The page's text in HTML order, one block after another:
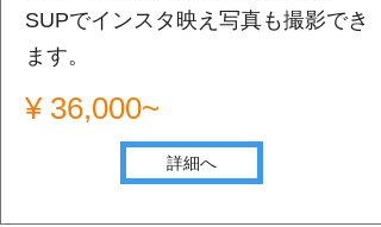
SUPでインスタ映え写真も撮影でき
ます。
¥ 36,000~
詳細へ